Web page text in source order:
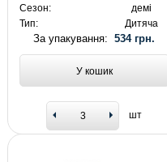
Сезон:
демі
Тип:
Дитяча
За упакування:534 грн.
У кошик
шт